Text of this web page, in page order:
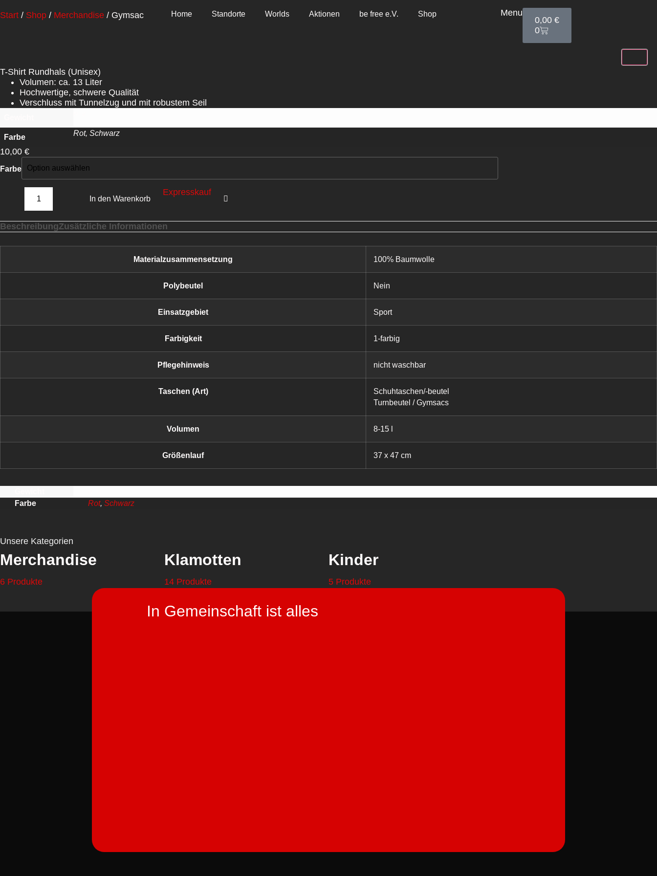
Home Standorte Worlds Aktionen be free e.V. Shop Menu
0,00€
0
Start / Shop / Merchandise / Gymsac
T-Shirt Rundhals (Unisex)
Volumen: ca. 13 Liter
Hochwertige, schwere Qualität
Verschluss mit Tunnelzug und mit robustem Seil
Farbe Rot, Schwarz
10,00 €
Farbe
Expresskauf
In den Warenkorb
BeschreibungZusätzliche Informationen
Materialzusammensetzung 100% Baumwolle
Polybeutel Nein
Einsatzgebiet Sport
Farbigkeit 1-farbig
Pflegehinweis nicht waschbar
Taschen (Art)
Schuhtaschen/-beutel
Turnbeutel / Gymsacs
Volumen 8-15 l
Größenlauf 37 x 47 cm
Farbe
Rot, Schwarz
Unsere Kategorien
Merchandise
6 Produkte
Klamotten
14 Produkte
Kinder
5 Produkte
In Gemeinschaft ist alles